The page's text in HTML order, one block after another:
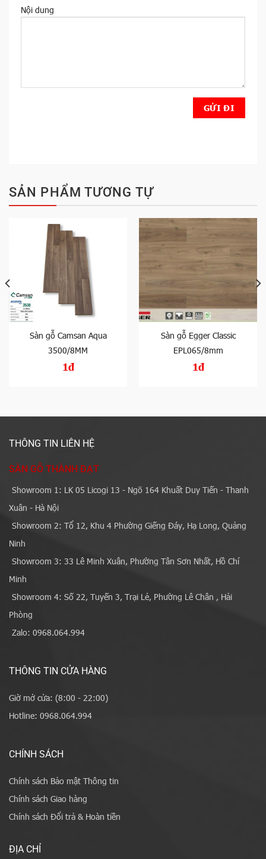
Nội dung
SẢN PHẨM TƯƠNG TỰ
Sàn gỗ Camsan Aqua
3500/8MM
1đ
Sàn gỗ Egger Classic
EPL065/8mm
1đ
THÔNG TIN LIÊN HỆ
SÀN GỖ THÀNH ĐẠT
Showroom 1: LK 05 Licogi 13 - Ngõ 164 Khuất Duy Tiến - Thanh
Xuân - Hà Nội
Showroom 2: Tổ 12, Khu 4 Phường Giếng Đáy, Hạ Long, Quảng
Ninh
Showroom 3: 33 Lê Minh Xuân, Phường Tân Sơn Nhất, Hồ Chí
Minh
Showroom 4: Số 22, Tuyến 3, Trại Lẻ, Phường Lê Chân , Hải
Phòng
Zalo: 0968.064.994
THÔNG TIN CỬA HÀNG
Giờ mở cửa: (8:00 - 22:00)
Hotline: 0968.064.994
CHÍNH SÁCH
Chính sách Bảo mật Thông tin
Chính sách Giao hàng
Chính sách Đổi trả & Hoàn tiền
ĐỊA CHỈ